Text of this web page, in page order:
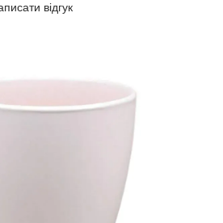
відгук